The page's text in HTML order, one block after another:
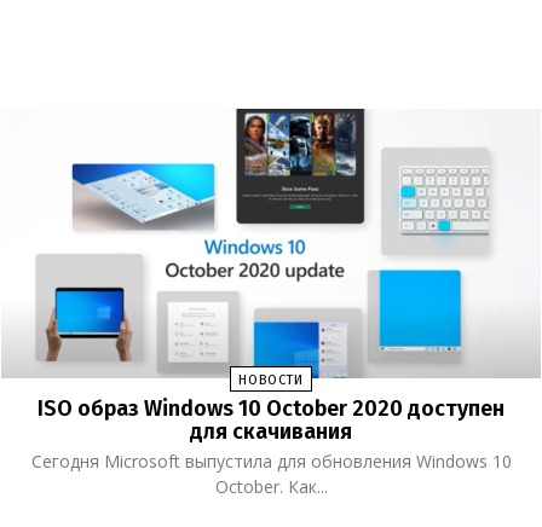
НОВОСТИ
ISO образ Windows 10 October 2020 доступен
для скачивания
Сегодня Microsoft выпустила для обновления Windows 10
October. Как...